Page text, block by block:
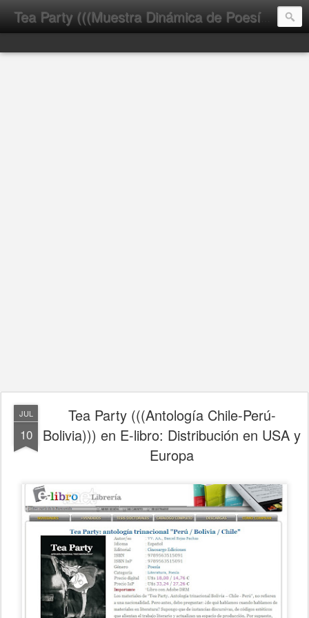
JUL
10
Tea Party (((Antología Chile-Perú-
Bolivia))) en E-libro: Distribución en USA y
Europa